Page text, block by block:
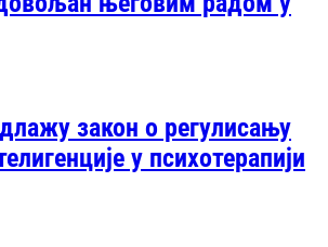
закон о регулисању
у психотерапији